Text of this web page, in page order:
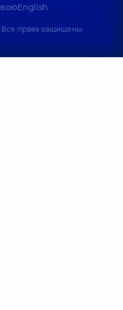
English
Все права защищены